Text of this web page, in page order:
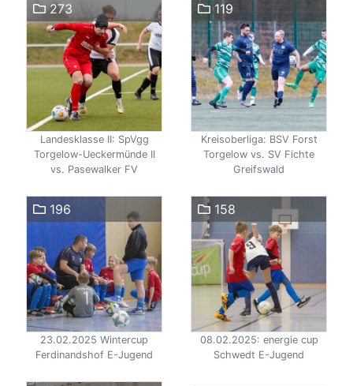
273
Landesklasse II: SpVgg
Torgelow-Ueckermünde II
vs. Pasewalker FV
119
Kreisoberliga: BSV Forst
Torgelow vs. SV Fichte
Greifswald
196
23.02.2025 Wintercup
Ferdinandshof E-Jugend
158
08.02.2025: energie cup
Schwedt E-Jugend